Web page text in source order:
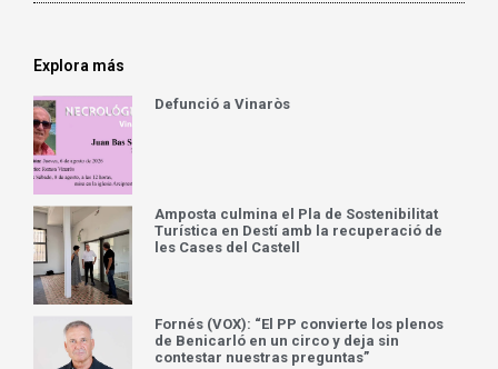
Explora más
Defunció a Vinaròs
Amposta culmina el Pla de Sostenibilitat
Turística en Destí amb la recuperació de
les Cases del Castell
Fornés (VOX): “El PP convierte los plenos
de Benicarló en un circo y deja sin
contestar nuestras preguntas”